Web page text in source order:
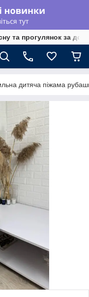
та прогулянок за
дитяча піжама